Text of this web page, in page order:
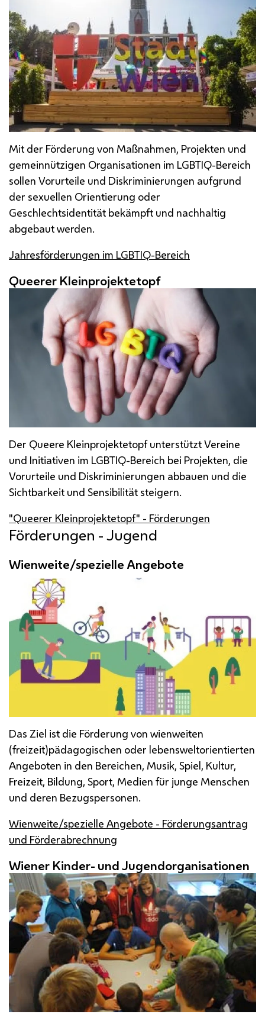
Mit der Förderung von Maßnahmen, Projekten und
gemeinnützigen Organisationen im LGBTIQ-Bereich
sollen Vorurteile und Diskriminierungen aufgrund
der sexuellen Orientierung oder
Geschlechtsidentität bekämpft und nachhaltig
abgebaut werden.
Jahresförderungen im LGBTIQ-Bereich
Queerer Kleinprojektetopf
Der Queere Kleinprojektetopf unterstützt Vereine
und Initiativen im LGBTIQ-Bereich bei Projekten, die
Vorurteile und Diskriminierungen abbauen und die
Sichtbarkeit und Sensibilität steigern.
"Queerer Kleinprojektetopf" - Förderungen
Förderungen - Jugend
Wienweite/spezielle Angebote
Das Ziel ist die Förderung von wienweiten
(freizeit)pädagogischen oder lebensweltorientierten
Angeboten in den Bereichen, Musik, Spiel, Kultur,
Freizeit, Bildung, Sport, Medien für junge Menschen
und deren Bezugspersonen.
Wienweite/spezielle Angebote - Förderungsantrag
und Förderabrechnung
Wiener Kinder- und Jugendorganisationen